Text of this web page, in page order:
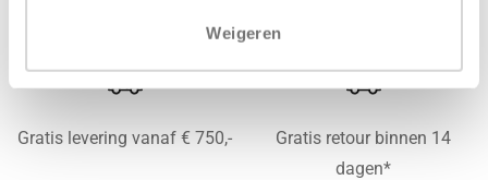
Weigeren
Gratis levering vanaf € 750,-
Gratis retour binnen 14
dagen*